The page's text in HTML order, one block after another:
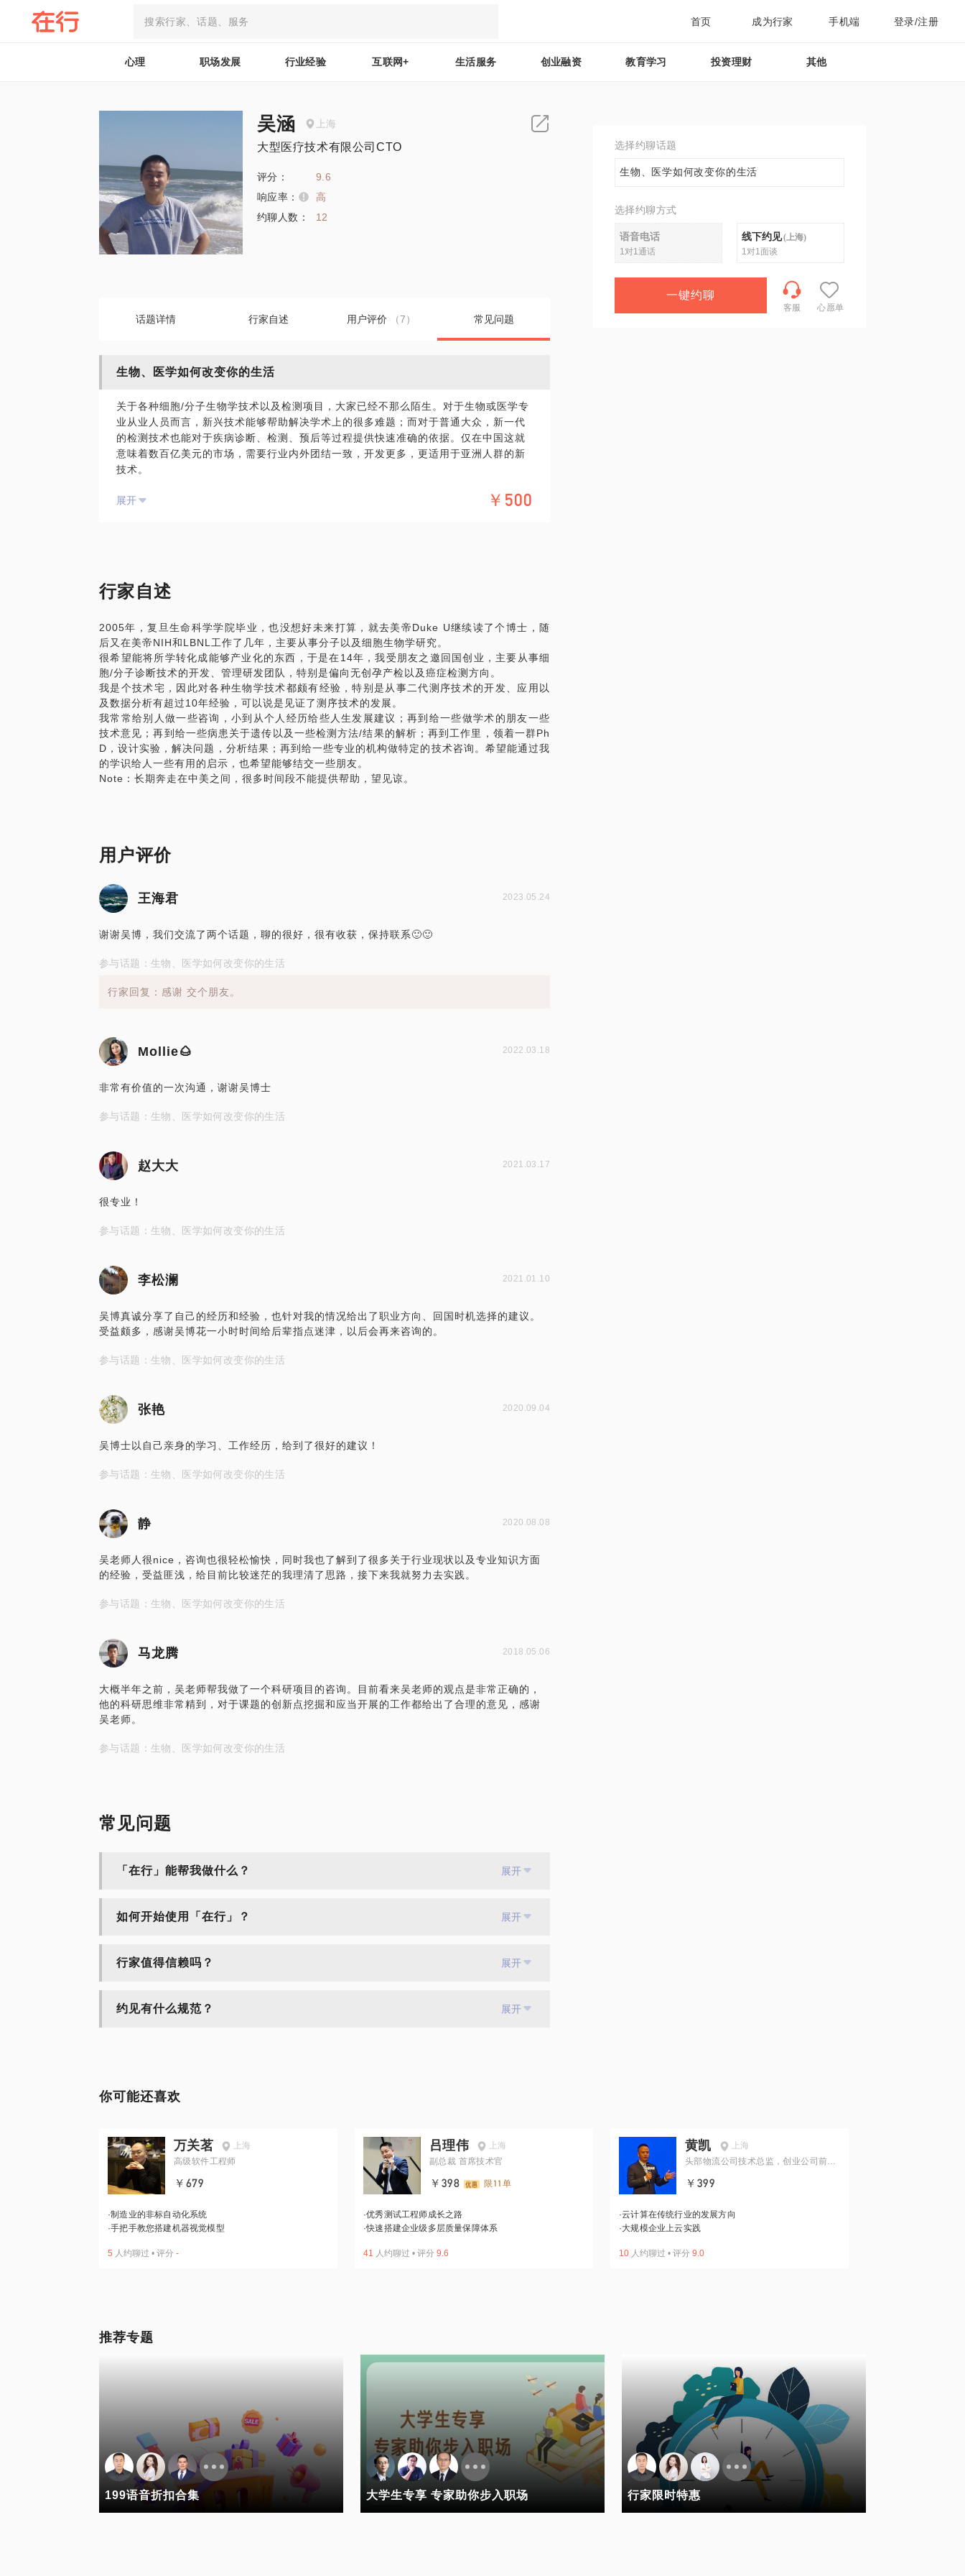
首页 成为行家 手机端 登录/注册
心理 职场发展 行业经验 互联网+ 生活服务 创业融资 教育学习 投资理财 其他
吴涵 上海
大型医疗技术有限公司CTO
评分：
9.6
响应率：
高
约聊人数：
12
话题详情 行家自述 用户评价 （7） 常见问题
生物、医学如何改变你的生活
关于各种细胞/分子生物学技术以及检测项目，大家已经不那么陌生。对于生物或医学专
业从业人员而言，新兴技术能够帮助解决学术上的很多难题；而对于普通大众，新一代
的检测技术也能对于疾病诊断、检测、预后等过程提供快速准确的依据。仅在中国这就
意味着数百亿美元的市场，需要行业内外团结一致，开发更多，更适用于亚洲人群的新
技术。
术往往只了解局部而非全面，导致会做而不懂，对于实验设计往往也会以偏概全有所缺
不了解客户需求，导致无用功。
特别解释一下一个常见误区，往往有人认为医生能够承担权威解释的职责，可是现实
学/遗传学知识，更难以深刻了解新技术的适用范围以及原理，不能给予正确的向导。
基于本人在生物类技术开发（特别是分子诊断技术），以及科研上拥有超过十年的工作
经验，特别是拥有多篇一流学术发表物以及多项专利研发经验，对于不同的受众，我希
望能够提供不同的帮助：
对于相关专业工作人员，能够提供一些技术指导，辅助实验设计，以及结果的解析。
对于一些潜在需要细胞/分子检测服务的人员，提供技术适用建议，寻找合适的产品，帮
助深入浅出的了解技术以及阐明结果的含义。
对于想要跨专业渗入生物/医学技术以及产品开发的人员，提供专业的技术意见，对于产
品设计，市场前景提供公正的预测/评估。
展开 ￥500
行家自述
2005年，复旦生命科学学院毕业，也没想好未来打算，就去美帝Duke U继续读了个博士，随
后又在美帝NIH和LBNL工作了几年，主要从事分子以及细胞生物学研究。
很希望能将所学转化成能够产业化的东西，于是在14年，我受朋友之邀回国创业，主要从事细
胞/分子诊断技术的开发、管理研发团队，特别是偏向无创孕产检以及癌症检测方向。
我是个技术宅，因此对各种生物学技术都颇有经验，特别是从事二代测序技术的开发、应用以
及数据分析有超过10年经验，可以说是见证了测序技术的发展。
我常常给别人做一些咨询，小到从个人经历给些人生发展建议；再到给一些做学术的朋友一些
技术意见；再到给一些病患关于遗传以及一些检测方法/结果的解析；再到工作里，领着一群Ph
D，设计实验，解决问题，分析结果；再到给一些专业的机构做特定的技术咨询。希望能通过我
的学识给人一些有用的启示，也希望能够结交一些朋友。
Note：长期奔走在中美之间，很多时间段不能提供帮助，望见谅。
用户评价
王海君 2023.05.24
谢谢吴博，我们交流了两个话题，聊的很好，很有收获，保持联系🙂🙂
参与话题：生物、医学如何改变你的生活
行家回复：感谢 交个朋友。
Mollie🌰 2022.03.18
非常有价值的一次沟通，谢谢吴博士
参与话题：生物、医学如何改变你的生活
赵大大 2021.03.17
很专业！
参与话题：生物、医学如何改变你的生活
李松澜 2021.01.10
吴博真诚分享了自己的经历和经验，也针对我的情况给出了职业方向、回国时机选择的建议。
受益颇多，感谢吴博花一小时时间给后辈指点迷津，以后会再来咨询的。
参与话题：生物、医学如何改变你的生活
张艳 2020.09.04
吴博士以自己亲身的学习、工作经历，给到了很好的建议！
参与话题：生物、医学如何改变你的生活
静 2020.08.08
吴老师人很nice，咨询也很轻松愉快，同时我也了解到了很多关于行业现状以及专业知识方面
的经验，受益匪浅，给目前比较迷茫的我理清了思路，接下来我就努力去实践。
参与话题：生物、医学如何改变你的生活
马龙腾 2018.05.06
大概半年之前，吴老师帮我做了一个科研项目的咨询。目前看来吴老师的观点是非常正确的，
他的科研思维非常精到，对于课题的创新点挖掘和应当开展的工作都给出了合理的意见，感谢
吴老师。
参与话题：生物、医学如何改变你的生活
常见问题
「在行」能帮我做什么？ 展开
如何开始使用「在行」？ 展开
行家值得信赖吗？ 展开
约见有什么规范？ 展开
选择约聊话题
生物、医学如何改变你的生活
选择约聊方式
语音电话
1对1通话
线下约见(上海)
1对1面谈
一键约聊
客服 心愿单
你可能还喜欢
万关茗
上海
高级软件工程师
￥679
·制造业的非标自动化系统
·手把手教您搭建机器视觉模型
5 人约聊过 • 评分 -
吕理伟
上海
副总裁 首席技术官
￥398 限11单
·优秀测试工程师成长之路
·快速搭建企业级多层质量保障体系
41 人约聊过 • 评分 9.6
黄凯
上海
头部物流公司技术总监，创业公司前CT
￥399
·云计算在传统行业的发展方向
·大规模企业上云实践
10 人约聊过 • 评分 9.0
推荐专题
199语音折扣合集 大学生专享 专家助你步入职场 行家限时特惠